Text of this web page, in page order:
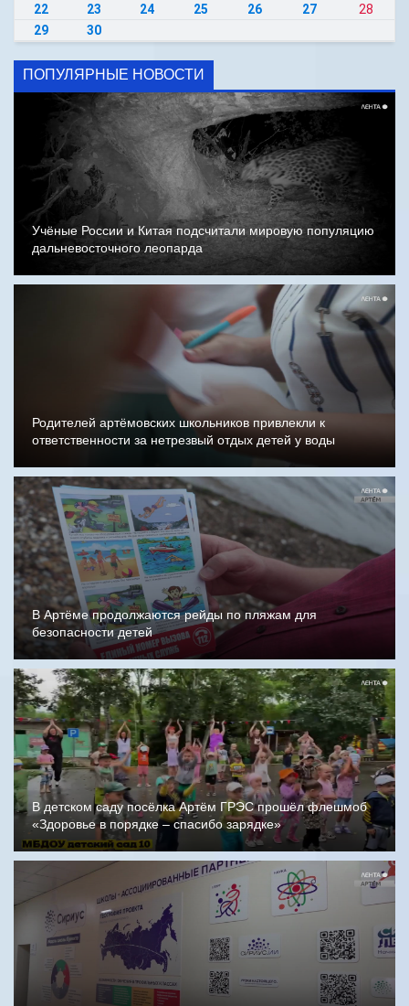
22
23 24 25 26 27
28
29
30
ПОПУЛЯРНЫЕ НОВОСТИ
Учёные России и Китая подсчитали мировую популяцию
дальневосточного леопарда
Родителей артёмовских школьников привлекли к
ответственности за нетрезвый отдых детей у воды
В Артёме продолжаются рейды по пляжам для
безопасности детей
В детском саду посёлка Артём ГРЭС прошёл флешмоб
«Здоровье в порядке – спасибо зарядке»